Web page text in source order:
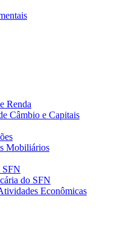
Renda
Câmbio e Capitais
Mobiliários
SFN
do SFN
Econômicas